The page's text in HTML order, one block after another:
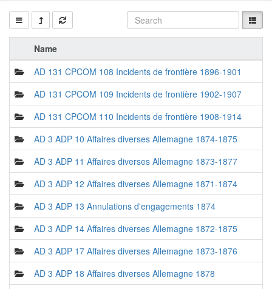
Name
AD 131 CPCOM 108 Incidents de frontière 1896-1901
AD 131 CPCOM 109 Incidents de frontière 1902-1907
AD 131 CPCOM 110 Incidents de frontière 1908-1914
AD 3 ADP 10 Affaires diverses Allemagne 1874-1875
AD 3 ADP 11 Affaires diverses Allemagne 1873-1877
AD 3 ADP 12 Affaires diverses Allemagne 1871-1874
AD 3 ADP 13 Annulations d'engagements 1874
AD 3 ADP 14 Affaires diverses Allemagne 1872-1875
AD 3 ADP 17 Affaires diverses Allemagne 1873-1876
AD 3 ADP 18 Affaires diverses Allemagne 1878